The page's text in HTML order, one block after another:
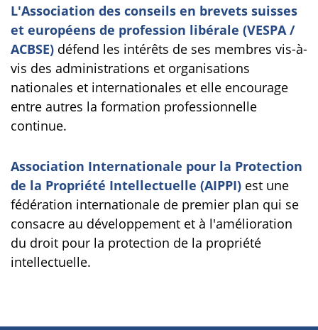
L'Association des conseils en brevets suisses
et européens de profession libérale (VESPA /
ACBSE) défend les intérêts de ses membres vis-à-
vis des administrations et organisations
nationales et internationales et elle encourage
entre autres la formation professionnelle
continue.
Association Internationale pour la Protection
de la Propriété Intellectuelle (AIPPI) est une
fédération internationale de premier plan qui se
consacre au développement et à l'amélioration
du droit pour la protection de la propriété
intellectuelle.